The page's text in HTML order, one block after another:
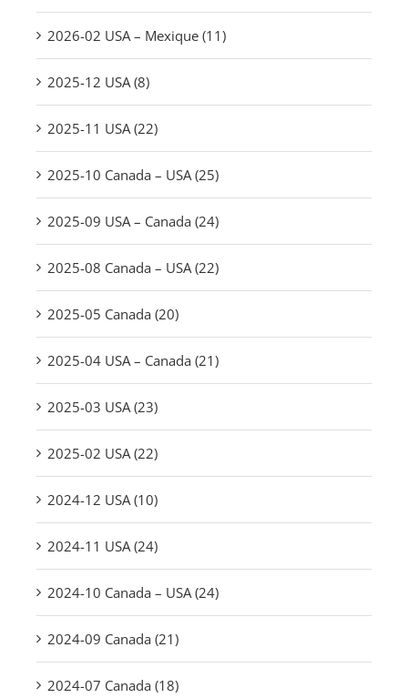
2026-02 USA – Mexique (11)
2025-12 USA (8)
2025-11 USA (22)
2025-10 Canada – USA (25)
2025-09 USA – Canada (24)
2025-08 Canada – USA (22)
2025-05 Canada (20)
2025-04 USA – Canada (21)
2025-03 USA (23)
2025-02 USA (22)
2024-12 USA (10)
2024-11 USA (24)
2024-10 Canada – USA (24)
2024-09 Canada (21)
2024-07 Canada (18)